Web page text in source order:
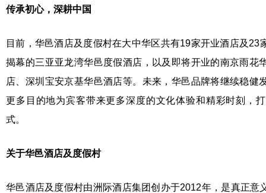
传承初心， 深耕中国
目前，华邑酒店及度假村在大中华区共有19家开业酒店及23
揭幕的三亚亚龙湾华邑度假酒店，以及即将开业的南京雨花
店、深圳宝安京基华邑酒店等。未来，华邑品牌将继续稳健
更多目的地为宾客带来更多深度的文化体验和精彩时刻，
式。
关于华邑酒店及度假村
华邑酒店及度假村由洲际酒店集团创办于2012年，是真正意